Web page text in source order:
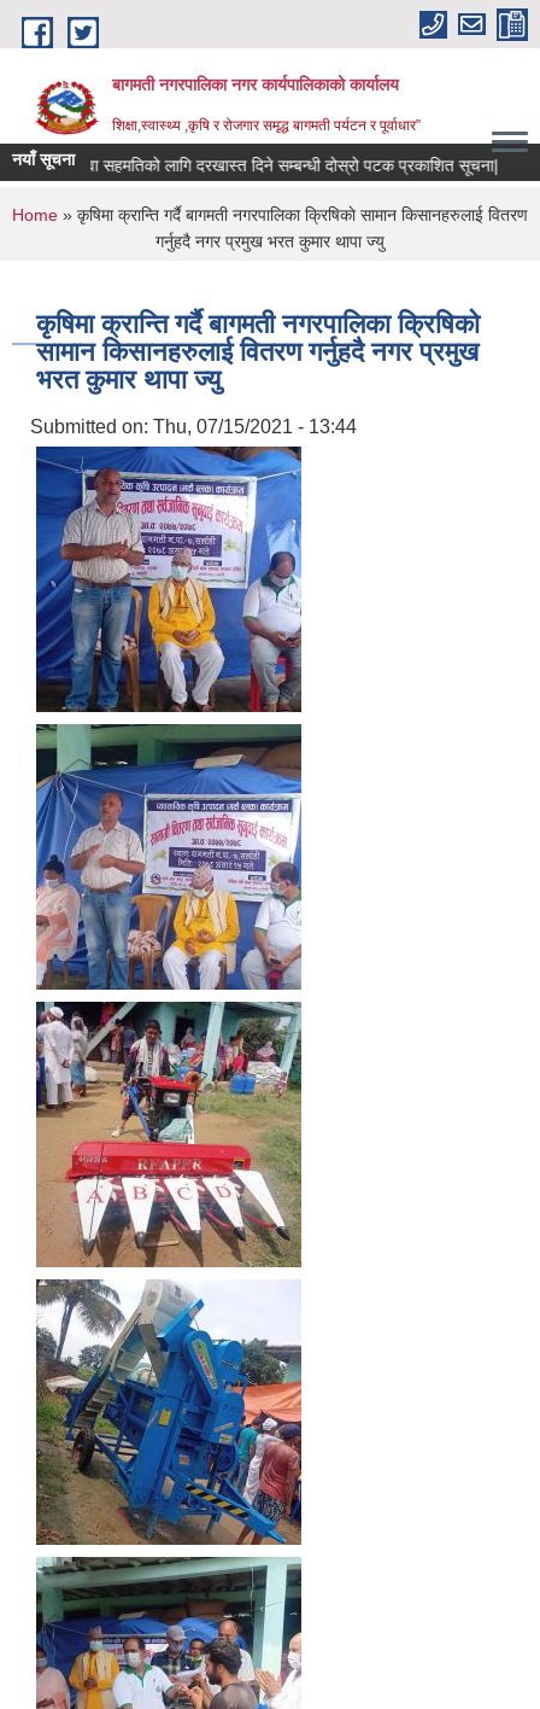
Skip to main content
बागमती नगरपालिका नगर कार्यपालिकाको कार्यालय
शिक्षा,स्वास्थ्य ,कृषि र रोजगार समृद्ध बागमती पर्यटन र पूर्वाधार”
नयाँ सूचना शिक्षक सरुवा सहमतिको लागि दरखास्त दिने सम्बन्धी दोस्रो पटक प्रकाशित सूचना|
You are here
Home » कृषिमा क्रान्ति गर्दै बागमती नगरपालिका क्रिषिकाे सामान किसानहरुलाई वितरण
गर्नुहदै नगर प्रमुख भरत कुमार थापा ज्यु
कृषिमा क्रान्ति गर्दै बागमती नगरपालिका क्रिषिकाे
सामान किसानहरुलाई वितरण गर्नुहदै नगर प्रमुख
भरत कुमार थापा ज्यु
Submitted on: Thu, 07/15/2021 - 13:44